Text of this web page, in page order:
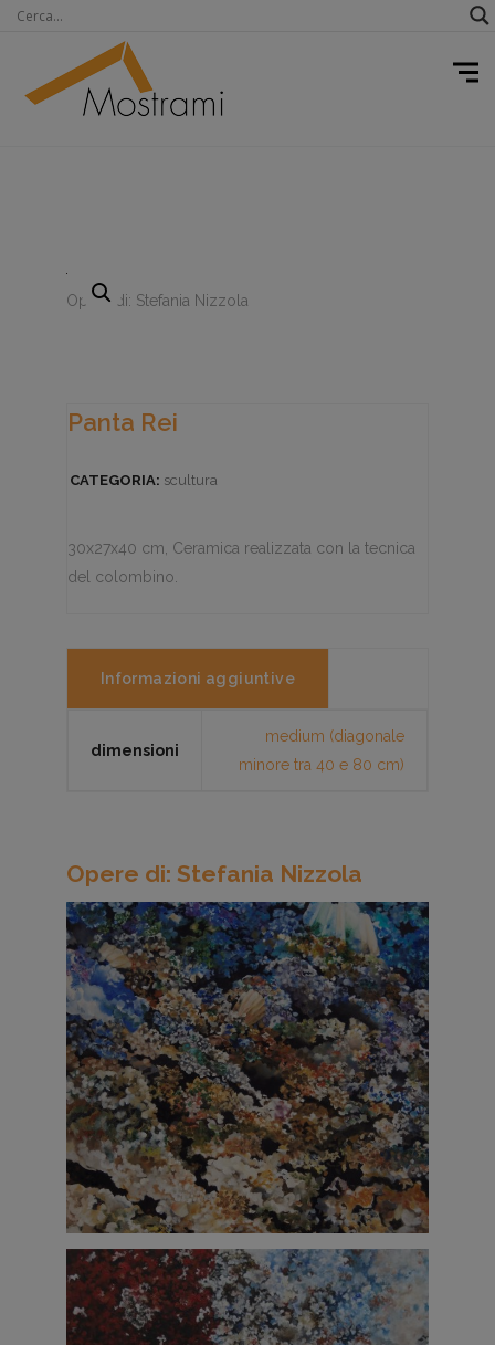
Opera di: Stefania Nizzola
Panta Rei
CATEGORIA: scultura
30x27x40 cm, Ceramica realizzata con la tecnica
del colombino.
Informazioni aggiuntive
dimensioni
medium (diagonale
minore tra 40 e 80 cm)
Opere di: Stefania Nizzola